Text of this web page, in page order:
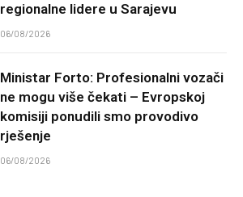
regionalne lidere u Sarajevu
06/08/2026
Ministar Forto: Profesionalni vozači
ne mogu više čekati – Evropskoj
komisiji ponudili smo provodivo
rješenje
06/08/2026